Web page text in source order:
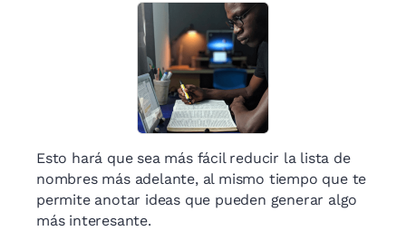
Esto hará que sea más fácil reducir la lista de
nombres más adelante, al mismo tiempo que te
permite anotar ideas que pueden generar algo
más interesante.